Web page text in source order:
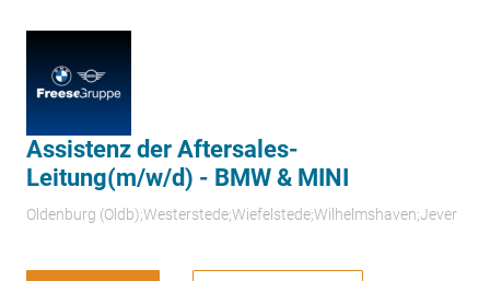
Assistenz der Aftersales-
Leitung(m/w/d) - BMW & MINI
Oldenburg (Oldb);Westerstede;Wiefelstede;Wilhelmshaven;Jever